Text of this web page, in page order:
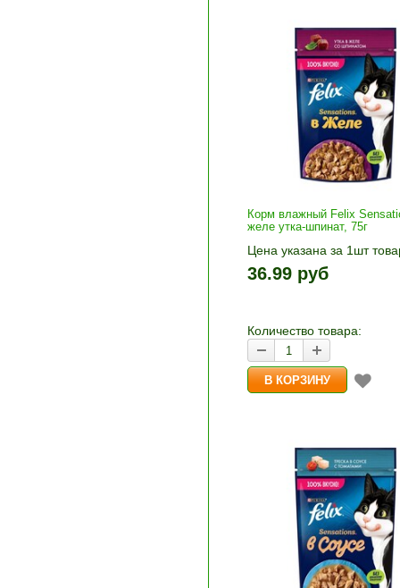
Корм влажный Felix
желе утка-шпинат, 75г
Цена указана за 1шт
1шт прибавляется
и «-». Выберите нужное
36.99 руб
Количество товара: